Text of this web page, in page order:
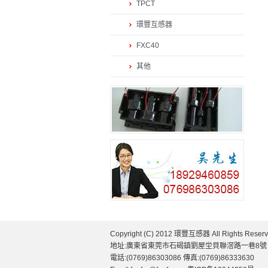
TPCT
環豐互感器
FXC40
其他
Copyright (C) 2012 環豐互感器 All Rights
地址:廣東省東莞市石碣鎮劉屋坣貝聯滘路一巷8號
電話:(0769)86303086 傳真:(0769)86333630